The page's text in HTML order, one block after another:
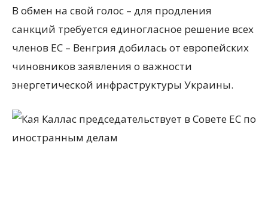
В обмен на свой голос – для продления
санкций требуется единогласное решение всех
членов ЕС – Венгрия добилась от европейских
чиновников заявления о важности
энергетической инфраструктуры Украины.